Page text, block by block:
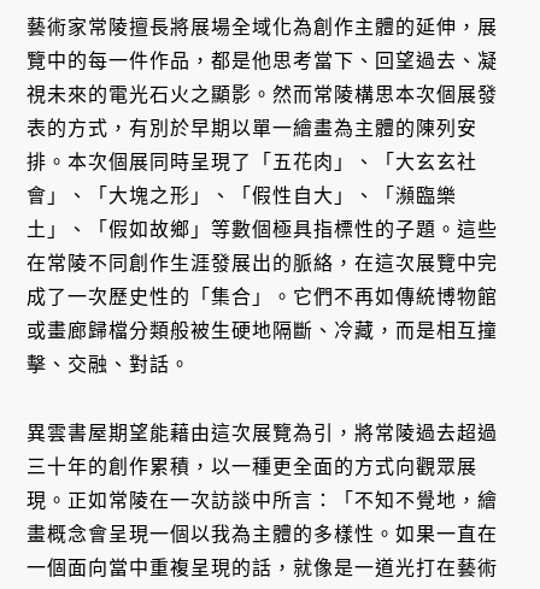
藝術家常陵擅長將展場全域化為創作主體的延伸，展
覽中的每一件作品，都是他思考當下、回望過去、凝
視未來的電光石火之顯影。然而常陵構思本次個展發
表的方式，有別於早期以單一繪畫為主體的陳列安
排。本次個展同時呈現了「五花肉」、「大玄玄社
會」、「大塊之形」、「假性自大」、「瀕臨樂
土」、「假如故鄉」等數個極具指標性的子題。這些
在常陵不同創作生涯發展出的脈絡，在這次展覽中完
成了一次歷史性的「集合」。它們不再如傳統博物館
或畫廊歸檔分類般被生硬地隔斷、冷藏，而是相互撞
擊、交融、對話。
異雲書屋期望能藉由這次展覽為引，將常陵過去超過
三十年的創作累積，以一種更全面的方式向觀眾展
現。正如常陵在一次訪談中所言：「不知不覺地，繪
畫概念會呈現一個以我為主體的多樣性。如果一直在
一個面向當中重複呈現的話，就像是一道光打在藝術